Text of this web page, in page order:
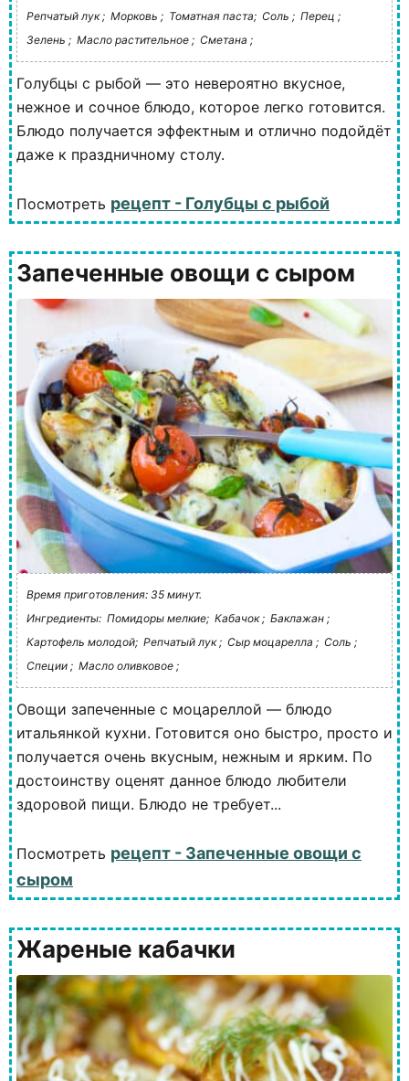
Репчатый лук ; Морковь ; Томатная паста; Соль ; Перец ;
Зелень ; Масло растительное ; Сметана ;
Голубцы с рыбой — это невероятно вкусное,
нежное и сочное блюдо, которое легко готовится.
Блюдо получается эффектным и отлично подойдёт
даже к праздничному столу.
Посмотреть рецепт - Голубцы с рыбой
Запеченные овощи с сыром
Время приготовления: 35 минут.
Ингредиенты: Помидоры мелкие; Кабачок ; Баклажан ;
Картофель молодой; Репчатый лук ; Сыр моцарелла ; Соль ;
Специи ; Масло оливковое ;
Овощи запеченные с моцареллой — блюдо
итальянкой кухни. Готовится оно быстро, просто и
получается очень вкусным, нежным и ярким. По
достоинству оценят данное блюдо любители
здоровой пищи. Блюдо не требует...
Посмотреть рецепт - Запеченные овощи с
сыром
Жареные кабачки